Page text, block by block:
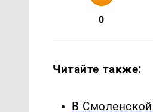
0
Читайте также:
В